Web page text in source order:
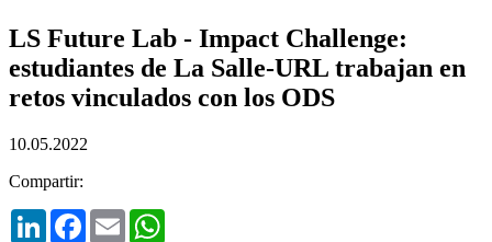
LS Future Lab - Impact Challenge:
estudiantes de La Salle-URL trabajan en
retos vinculados con los ODS
10.05.2022
Compartir:
LinkedInFacebook
Email